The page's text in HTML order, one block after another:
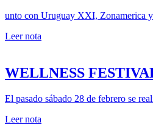
unto con Uruguay XXI, Zonamerica y
Leer nota
WELLNESS
El pasado sábado 28 de febrero se
Leer nota